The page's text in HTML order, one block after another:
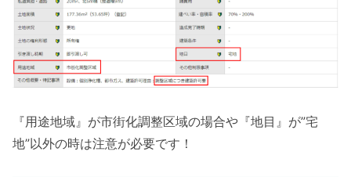
『用途地域』が市街化調整区域の場合や『地目』が”宅
地”以外の時は注意が必要です！